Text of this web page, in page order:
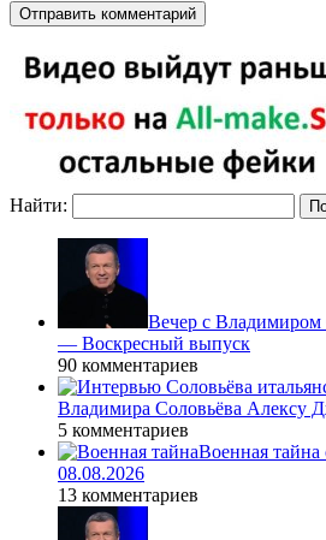
Найти:
Вечер с
— Воскресный выпуск
90 комментариев
Владимира Соловьёва Алексу
5 комментариев
Военная
08.08.2026
13 комментариев